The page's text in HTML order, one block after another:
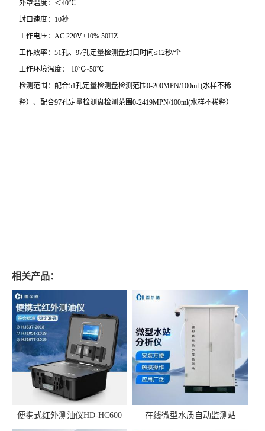
外罩温度：＜40℃
封口速度：10秒
工作电压：AC 220V±10% 50HZ
工作效率：51孔、97孔定量检测盘封口时间≤12秒/个
工作环境温度：-10℃~50℃
检测范围：配合51孔定量检测盘检测范围0-200MPN/100ml (水样不稀
释）、配合97孔定量检测盘检测范围0-2419MPN/100ml(水样不稀释）
相关产品：
便携式红外测油仪HD-HC600 在线微型水质自动监测站